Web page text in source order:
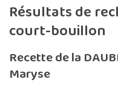
Résultats de
court-bouillon
Recette de la
Maryse